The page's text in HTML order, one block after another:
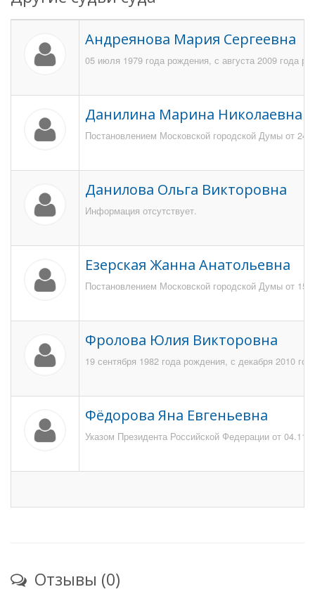
Андреянова Мария Сергеевна
05 июля 1979 года рождения, с августа 2009 года
Данилина Марина Николаевна
Постановлением Московской городской Думы от
Данилова Ольга Викторовна
Информация отсутствует.
Езерская Жанна Анатольевна
Постановлением Московской городской Думы от
Фролова Юлия Викторовна
19 сентября 1982 года рождения, с декабря 2010
Фёдорова Яна Евгеньевна
Указом Президента Российской Федерации от
Отзывы (0)